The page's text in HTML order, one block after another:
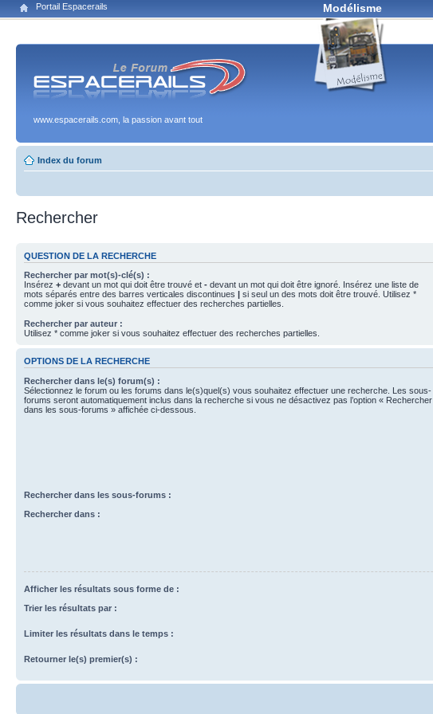
Portail Espacerails Modélisme
www.espacerails.com, la passion avant tout
Index du forum
Rechercher
QUESTION DE LA RECHERCHE
Rechercher par mot(s)-clé(s) :
Insérez + devant un mot qui doit être trouvé et - devant un mot qui doit être ignoré. Insérez une liste de
mots séparés entre des barres verticales discontinues | si seul un des mots doit être trouvé. Utilisez *
comme joker si vous souhaitez effectuer des recherches partielles.
Rechercher par auteur :
Utilisez * comme joker si vous souhaitez effectuer des recherches partielles.
OPTIONS DE LA RECHERCHE
Rechercher dans le(s) forum(s) :
Sélectionnez le forum ou les forums dans le(s)quel(s) vous souhaitez effectuer une recherche. Les sous-
forums seront automatiquement inclus dans la recherche si vous ne désactivez pas l’option « Rechercher
dans les sous-forums » affichée ci-dessous.
Rechercher dans les sous-forums :
Rechercher dans :
Afficher les résultats sous forme de :
Trier les résultats par :
Limiter les résultats dans le temps :
Retourner le(s) premier(s) :